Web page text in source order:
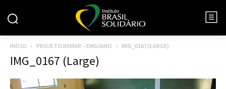
INÍCIO PROJETO REMAR – EMILIANO IMG_0167 (LARGE)
IMG_0167 (Large)